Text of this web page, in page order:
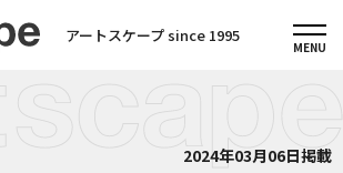
アートスケープ since 1995
2024年03月06日掲載